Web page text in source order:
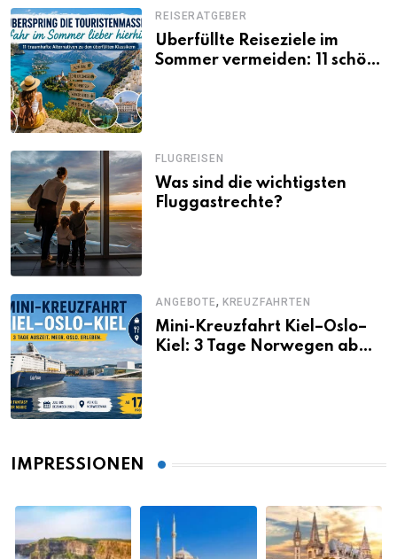
REISERATGEBER
Überfüllte Reiseziele im
Sommer vermeiden: 11 schöne
FLUGREISEN
Was sind die wichtigsten
Fluggastrechte?
ANGEBOTE, KREUZFAHRTEN
Mini-Kreuzfahrt Kiel–Oslo–
Kiel: 3 Tage Norwegen ab
IMPRESSIONEN